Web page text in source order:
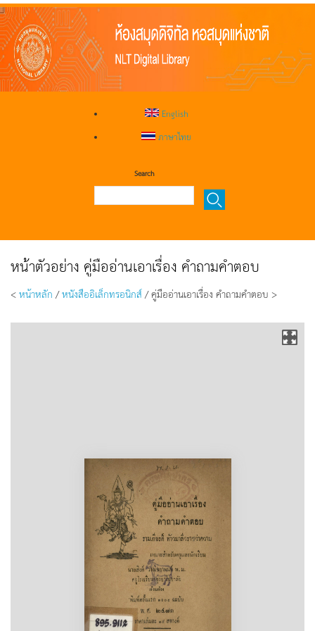
English
ภาษาไทย
Search
หน้าตัวอย่าง คู่มืออ่านเอาเรื่อง คำถามคำตอบ
<หน้าหลัก /หนังสืออิเล็กทรอนิกส์/ คู่มืออ่านเอาเรื่อง คำถามคำตอบ >